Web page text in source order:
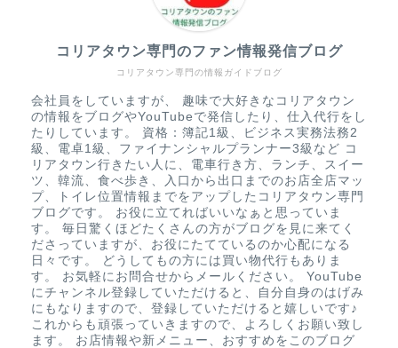
コリアタウン専門の情報ガイドブログ
コリアタウン専門のファン情報発信ブログ
会社員をしていますが、 趣味で大好きなコリアタウン
の情報をブログやYouTubeで発信したり、仕入代行をし
たりしています。 資格：簿記1級、ビジネス実務法務2
級、電卓1級、ファイナンシャルプランナー3級など コ
リアタウン行きたい人に、電車行き方、ランチ、スイー
ツ、韓流、食べ歩き、入口から出口までのお店全店マッ
プ、トイレ位置情報までをアップしたコリアタウン専門
ブログです。 お役に立てればいいなぁと思っていま
す。 毎日驚くほどたくさんの方がブログを見に来てく
ださっていますが、お役にたてているのか心配になる
日々です。 どうしてもの方には買い物代行もありま
す。 お気軽にお問合せからメールください。 YouTube
にチャンネル登録していただけると、自分自身のはげみ
にもなりますので、登録していただけると嬉しいです♪
これからも頑張っていきますので、よろしくお願い致し
ます。 お店情報や新メニュー、おすすめをこのブログ